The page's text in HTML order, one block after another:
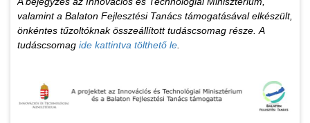
valamint a Balaton Fejlesztési Tanács támogatásával elkészült,
önkéntes tűzoltóknak összeállított tudáscsomag része. A
tudáscsomag ide kattintva tölthető le